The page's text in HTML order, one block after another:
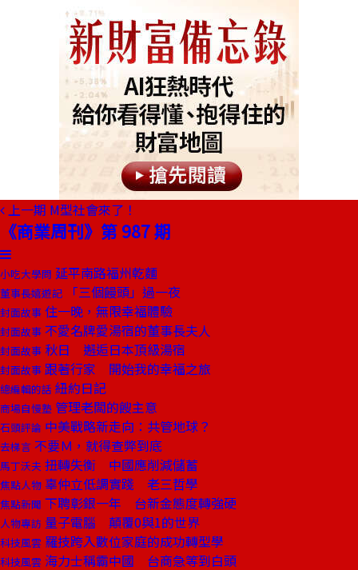
上一期 M型社會來了！
《商業周刊》第 987 期
小吃大學問 延平南路福州乾麵
董事長嬉遊記 「三個饅頭」過一夜
封面故事 住一晚，無限幸福體驗
封面故事 不愛名牌愛湯宿的董事長夫人
封面故事 秋日 邂逅日本頂級湯宿
封面故事 跟著行家 開始我的幸福之旅
總編輯的話 紐約日記
商場自慢塾 管理老闆的餿主意
石頭評論 中美戰略新走向：共管地球？
去梯言 不要Ｍ，就得查弊到底
馬丁沃夫 扭轉失衡 中國應削減儲蓄
焦點人物 辜仲立低調實踐 老三哲學
焦點新聞 下聘彰銀一年 台新金態度轉強硬
人物專訪 量子電腦 顛覆0與1的世界
科技風雲 羅技跨入數位家庭的成功轉型學
科技風雲 海力士稱霸中國 台商急等到白頭